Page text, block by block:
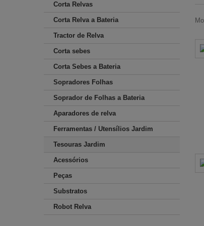
Corta Relvas
Corta Relva a Bateria
Tractor de Relva
Corta sebes
Corta Sebes a Bateria
Sopradores Folhas
Soprador de Folhas a Bateria
Aparadores de relva
Ferramentas / Utensílios Jardim
Tesouras Jardim
Acessórios
Peças
Substratos
Robot Relva